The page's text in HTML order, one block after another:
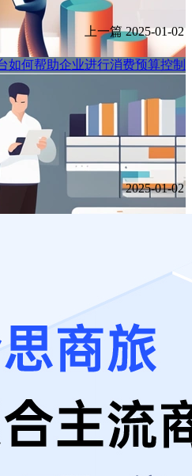
上一篇 2025-01-02
如何帮助企业进行消费预算控制
2025-01-02